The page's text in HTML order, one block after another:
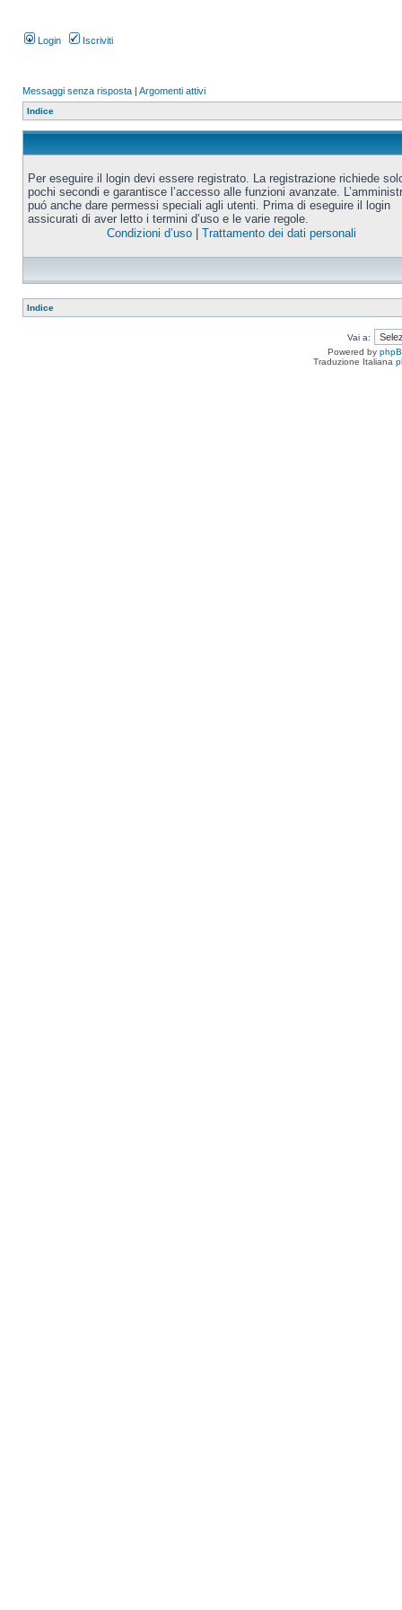
Login Iscriviti
Messaggi senza risposta | Argomenti attivi
Indice
Per eseguire il login devi essere registrato. La registrazione richiede
pochi secondi e garantisce l’accesso alle funzioni avanzate.
puó anche dare permessi speciali agli utenti. Prima di eseguire il login
assicurati di aver letto i termini d’uso e le varie regole.
Condizioni d’uso| Trattamento dei dati personali
Indice
Vai a:
Powered by
Traduzione Italiana